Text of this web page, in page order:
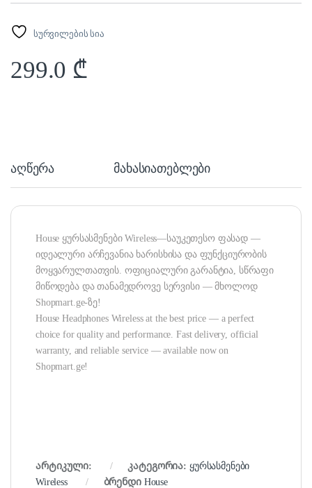
სურვილების სია
299.0 ₾
აღწერა მახასიათებლები
House ყურსასმენები Wireless—საუკეთესო ფასად —
იდეალური არჩევანია ხარისხისა და ფუნქციურობის
მოყვარულთათვის. ოფიციალური გარანტია, სწრაფი
მიწოდება და თანამედროვე სერვისი — მხოლოდ
Shopmart.ge-ზე!
House Headphones Wireless at the best price — a perfect
choice for quality and performance. Fast delivery, official
warranty, and reliable service — available now on
Shopmart.ge!
არტიკული: კატეგორია: ყურსასმენები
Wireless
ბრენდი House